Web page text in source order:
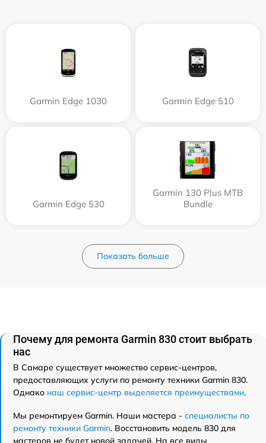
Garmin Edge 1030 Garmin Edge 510
Garmin Edge 530
Garmin 130 Plus MTB
Bundle
Показать больше
Почему для ремонта Garmin 830 стоит выбрать
нас
В Самаре существует множество сервис-центров,
предоставляющих услуги по ремонту техники Garmin 830.
Однако наш сервис-центр выделяется преимуществами.
Мы ремонтируем Garmin. Наши мастера - специалисты по
ремонту техники Garmin. Восстановить модель 830 для
мастеров не будет новой задачей. На все виды